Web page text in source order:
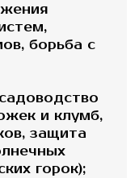
борьба с
и клумб,
защита
горок);